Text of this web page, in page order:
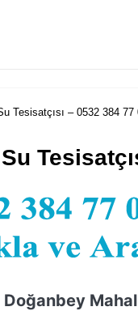
Tesisatçısı – 0532 384 77
Doğanbey